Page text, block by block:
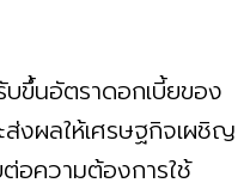
ขึ้นอัตราดอกเบี้ยของ
งผลให้เศรษฐกิจเผชิญ
อความต้องการใช้